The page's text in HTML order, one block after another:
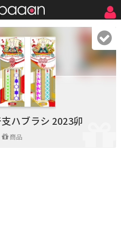
ハブラシ 2023卯
商品